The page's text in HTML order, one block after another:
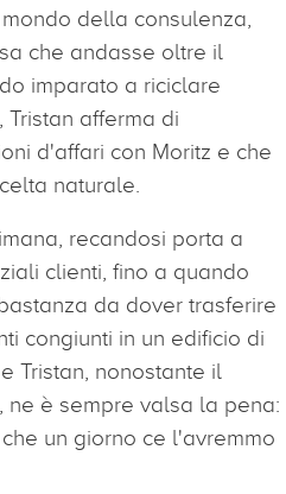
della consulenza,
che andasse oltre il
imparato a riciclare
afferma di
d'affari con Moritz e che
naturale.
recandosi porta a
clienti, fino a quando
da dover trasferire
congiunti in un edificio di
Tristan, nonostante il
è sempre valsa la pena:
un giorno ce l'avremmo